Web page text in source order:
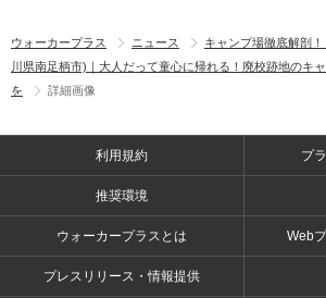
ウォーカープラス ニュース
キャンプ場徹底解剖
川県南足柄市)｜大人だって童心に帰れる！廃校跡地のキ
を
詳細画像
利用規約 プ
推奨環境
ウォーカープラスとは Web
プレスリリース・情報提供